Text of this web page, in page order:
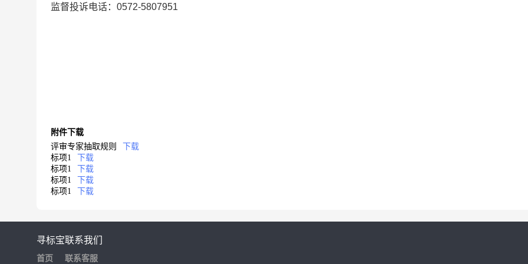
监督投诉电话：0572-5807951
附件下载
评审专家抽取规则
下载
标项1
下载
标项1
下载
标项1
下载
标项1
下载
寻标宝
首页
联系我们
联系客服